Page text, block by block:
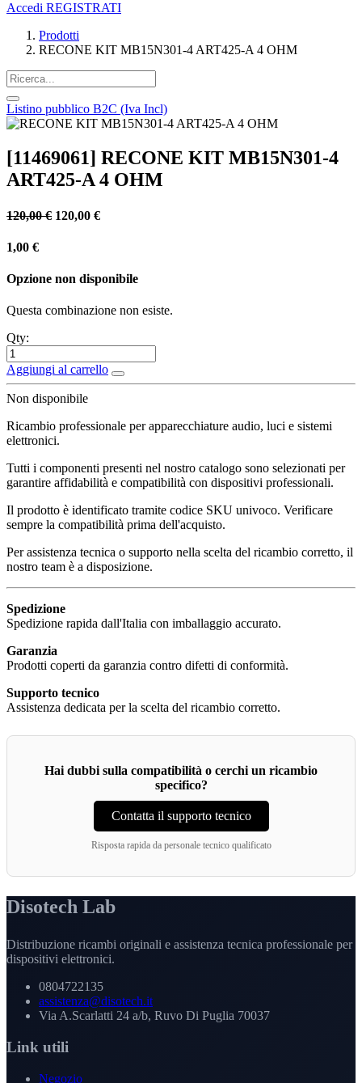
Accedi REGISTRATI
Prodotti
RECONE KIT MB15N301-4 ART425-A 4 OHM
Listino pubblico B2C (Iva Incl)
[11469061] RECONE KIT MB15N301-4
ART425-A 4 OHM
120,00€ 120,00 €
1,00 €
Opzione non disponibile
Questa combinazione non esiste.
Qty:
Aggiungi al carrello
Non disponibile
Ricambio professionale per apparecchiature audio, luci e sistemi
elettronici.
Tutti i componenti presenti nel nostro catalogo sono selezionati per
garantire affidabilità e compatibilità con dispositivi professionali.
Il prodotto è identificato tramite codice SKU univoco. Verificare
sempre la compatibilità prima dell'acquisto.
Per assistenza tecnica o supporto nella scelta del ricambio corretto, il
nostro team è a disposizione.
Spedizione
Spedizione rapida dall'Italia con imballaggio accurato.
Garanzia
Prodotti coperti da garanzia contro difetti di conformità.
Supporto tecnico
Assistenza dedicata per la scelta del ricambio corretto.
Hai dubbi sulla compatibilità o cerchi un ricambio
specifico?
Contatta il supporto tecnico
Risposta rapida da personale tecnico qualificato
Disotech Lab
Distribuzione ricambi originali e assistenza tecnica professionale per
dispositivi elettronici.
0804722135
assistenza@disotech.it
Via A.Scarlatti 24 a/b, Ruvo Di Puglia 70037
Link utili
Negozio